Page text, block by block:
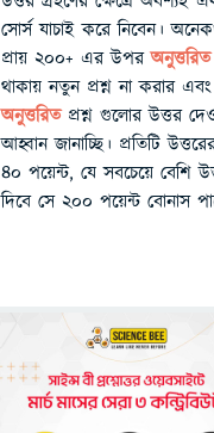
সোর্স যাচাই করে নিবেন।
প্রায় ২০০+ এর উপরঅনুত্তরিত
থাকায় নতুন প্রশ্ন না করার এবং
অনুত্তরিত প্রশ্ন গুলোর উত্তর
আহ্বান জানাচ্ছি। প্রতিটি
৪০ পয়েন্ট, যে সবচেয়ে বেশি
দিবে সে ২০০ পয়েন্ট বোনাস